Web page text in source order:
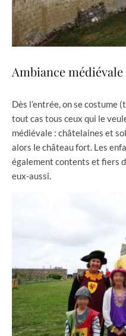
Ambiance médiévale
Dès l’entrée, on se costume
tout cas tous ceux qui le
médiévale : châtelaines et
alors le château fort. Les
également contents et fiers
eux-aussi.